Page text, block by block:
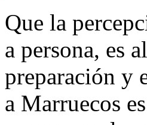
Que la
a persona, es
preparación y
a Marruecos